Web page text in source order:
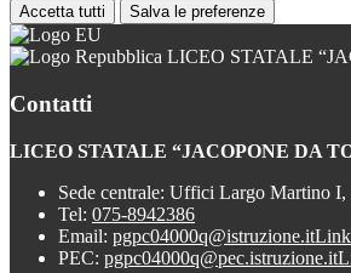
Accetta tutti Salva le preferenze
LICEO STATALE
Contatti
LICEO STATALE “JACOPONE DA
Sede centrale: Uffici Largo Martino
Tel: 075-8942386
Email: pgpc04000q@istruzione.itLink
PEC: pgpc04000q@pec.istruzione.it